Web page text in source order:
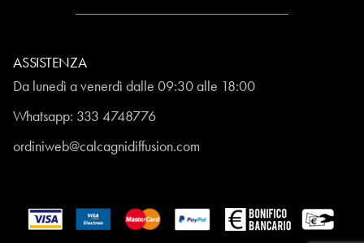
ASSISTENZA
Da lunedì a venerdì dalle 09:30 alle 18:00
Whatsapp: 333 4748776
ordiniweb@calcagnidiffusion.com